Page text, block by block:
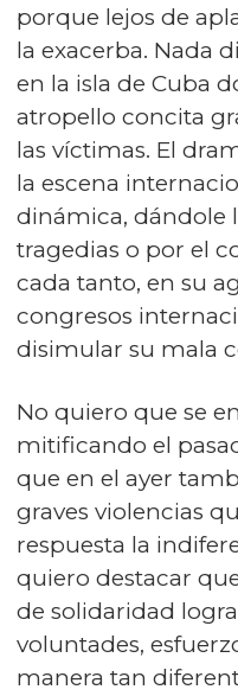
porque lejos de
la exacerba. Nada
en la isla de Cuba
atropello concita
las víctimas. El
la escena
dinámica, dándole
tragedias o por el
cada tanto, en su
congresos
disimular su mala
No quiero que se
mitificando el
que en el ayer
graves violencias
respuesta la
quiero destacar
de solidaridad
voluntades,
manera tan